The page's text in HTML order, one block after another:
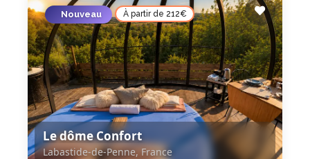
Nouveau À partir de 212€
Labastide-de-Penne, France
Le dôme Confort
Labastide-de-Penne, France